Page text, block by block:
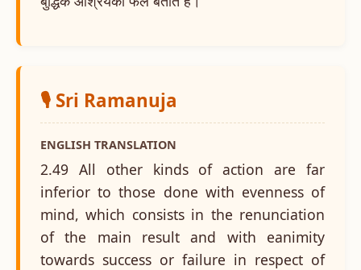
🎙️ Sri Ramanuja
ENGLISH TRANSLATION
2.49 All other kinds of action are far
inferior to those done with evenness of
mind, which consists in the renunciation
of the main result and with eanimity
towards success or failure in respect of